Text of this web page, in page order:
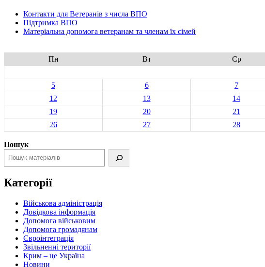
Контакти для Ветеранів з числа ВПО
Підтримка ВПО
Матеріальна допомога ветеранам та членам їх сімей
Пн
Вт Ср
5
6 7
12
13 14
19
20 21
26
27 28
Пошук
Категорії
Військова адміністрація
Довідкова інформація
Допомога військовим
Допомога громадянам
Євроінтеграція
Звільненні території
Крим – це Україна
Новини